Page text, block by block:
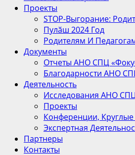
Проекты
STOP-Выгорание:
Пулӑш 2024 Год
Родителям И
Документы
Отчеты АНО СПЦ
Благодарности АНО
Деятельность
Исследования АНО
Проекты
Конференции,
Экспертная
Партнеры
Контакты